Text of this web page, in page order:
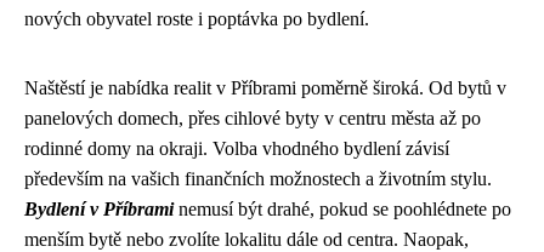
nových obyvatel roste i poptávka po bydlení.
Naštěstí je nabídka realit v Příbrami poměrně široká. Od bytů v
panelových domech, přes cihlové byty v centru města až po
rodinné domy na okraji. Volba vhodného bydlení závisí
především na vašich finančních možnostech a životním stylu.
Bydlení v Příbraminemusí být drahé, pokud se poohlédnete po
menším bytě nebo zvolíte lokalitu dále od centra. Naopak,